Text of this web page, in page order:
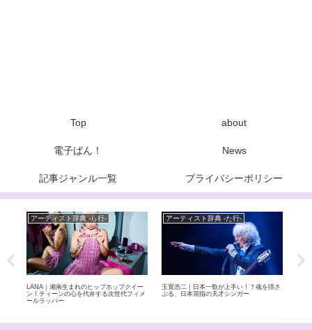
Top about
電子ばん！ News
記事ジャンル一覧 プライバシーポリシー
アーティスト辞典 -ら行-
LANA｜湘南生まれのヒップホップクイー
ン！ティーンの心を代弁する次世代フィメ
ールラッパー
アーティスト辞典 -た行-
玉置浩二｜日本一歌が上手い！？魂を揺さ
ぶる、日本屈指の天才シンガー